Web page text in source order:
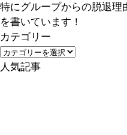
特にグループからの脱退
を書いています！
カテゴリー
カ
テ
人気記事